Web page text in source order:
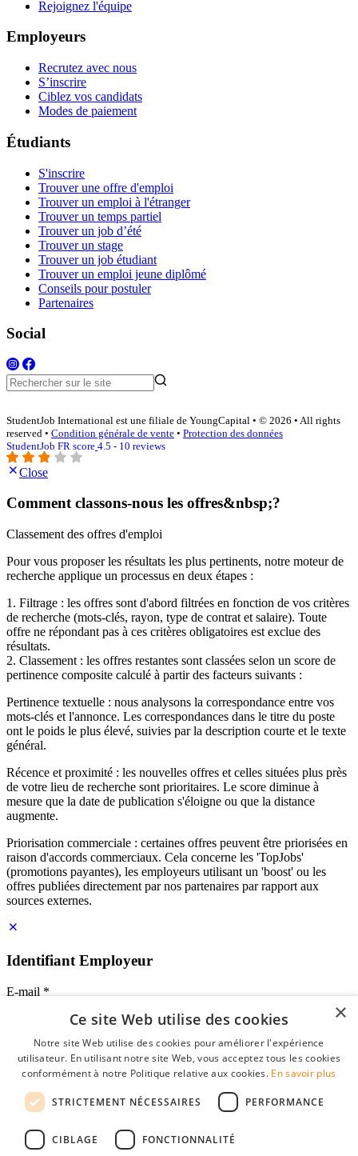
Rejoignez l'équipe
Employeurs
Recrutez avec nous
S’inscrire
Ciblez vos candidats
Modes de paiement
Étudiants
S'inscrire
Trouver une offre d'emploi
Trouver un emploi à l'étranger
Trouver un temps partiel
Trouver un job d’été
Trouver un stage
Trouver un job étudiant
Trouver un emploi jeune diplômé
Conseils pour postuler
Partenaires
Social
StudentJob International est une filiale de YoungCapital • © 2026 • All rights
reserved • Condition générale de vente • Protection des données
StudentJob FR score 4.5 - 10 reviews
Close
Comment classons-nous les offres&nbsp;?
Classement des offres d'emploi
Pour vous proposer les résultats les plus pertinents, notre moteur de
recherche applique un processus en deux étapes :
1. Filtrage : les offres sont d'abord filtrées en fonction de vos critères
de recherche (mots-clés, rayon, type de contrat et salaire). Toute
offre ne répondant pas à ces critères obligatoires est exclue des
résultats.
2. Classement : les offres restantes sont classées selon un score de
pertinence composite calculé à partir des facteurs suivants :
Pertinence textuelle : nous analysons la correspondance entre vos
mots-clés et l'annonce. Les correspondances dans le titre du poste
ont le poids le plus élevé, suivies par la description courte et le texte
général.
Récence et proximité : les nouvelles offres et celles situées plus près
de votre lieu de recherche sont prioritaires. Le score diminue à
mesure que la date de publication s'éloigne ou que la distance
augmente.
Priorisation commerciale : certaines offres peuvent être priorisées en
raison d'accords commerciaux. Cela concerne les 'TopJobs'
(promotions payantes), les employeurs utilisant un 'boost' ou les
offres publiées directement par nos partenaires par rapport aux
sources externes.
Identifiant Employeur
E-mail *
Mot de passe
se souvenir de moi
mot de passe oublié?
Profil Employeur gratuit
Vous pouvez vous connecter sur StudentJob si vous avez créé un
×
Ce site Web utilise des cookies
Notre site Web utilise des cookies pour améliorer l'expérience
utilisateur. En utilisant notre site Web, vous acceptez tous les cookies
conformément à notre Politique relative aux cookies. En savoir plus
STRICTEMENT NÉCESSAIRES PERFORMANCE
CIBLAGE FONCTIONNALITÉ